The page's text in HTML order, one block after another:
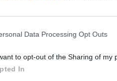
Data Processing Opt Outs
to opt-out of the Sharing of my
In